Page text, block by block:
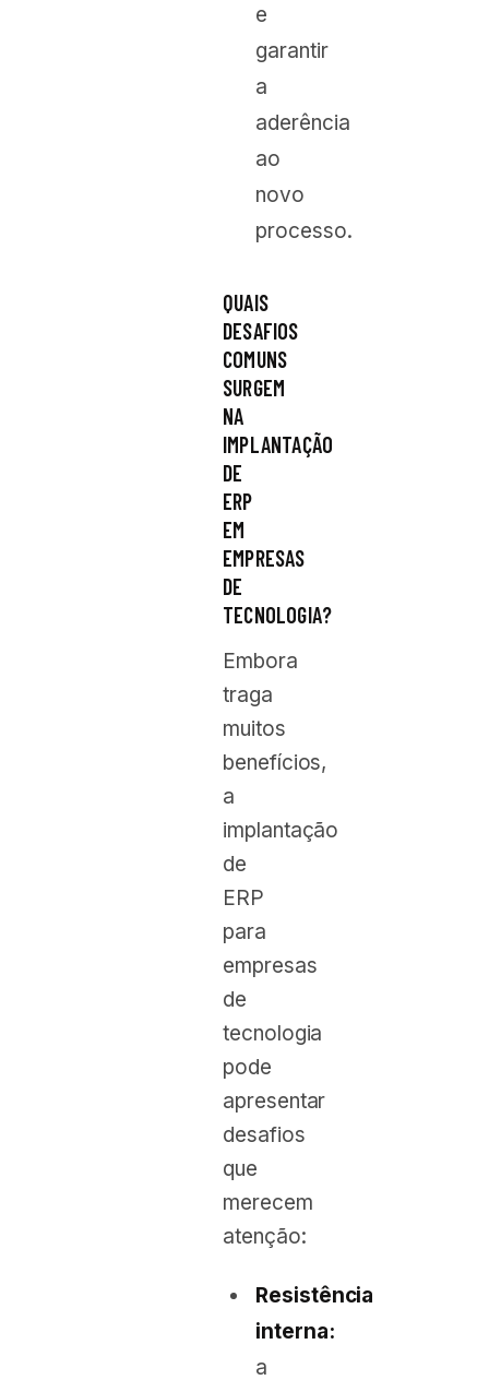
e
garantir
a
aderência
ao
novo
processo.
QUAIS
DESAFIOS
COMUNS
SURGEM
NA
IMPLANTAÇÃO
DE
ERP
EM
EMPRESAS
DE
TECNOLOGIA?
Embora
traga
muitos
benefícios,
a
implantação
de
ERP
para
empresas
de
tecnologia
pode
apresentar
desafios
que
merecem
atenção:
Resistência
interna:
a